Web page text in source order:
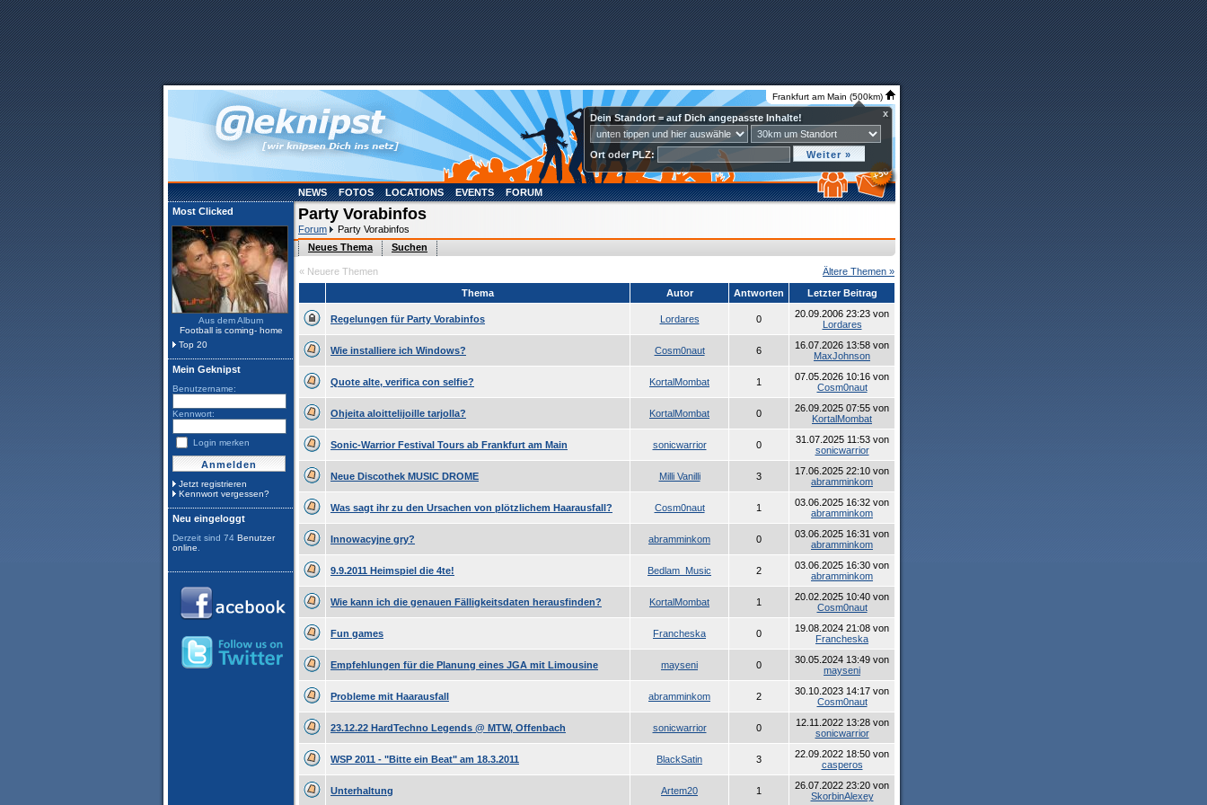
Frankfurt am Main (500km)
Dein Standort = auf Dich angepasste Inhalte! x
Ort oder PLZ:
NEWS FOTOS LOCATIONS EVENTS
FORUM
Most Clicked
Aus dem Album
Football is coming- home
Top 20
Mein Geknipst
Benutzername:
Kennwort:
Login merken
Jetzt registrieren
Kennwort vergessen?
Neu eingeloggt
Derzeit sind 74 Benutzer
online
Party Vorabinfos
Forum
Party Vorabinfos
Neues Thema
Suchen
« Neuere Themen
Ältere Themen »
Thema
Autor Antworten Letzter Beitrag
Regelungen für Party Vorabinfos Lordares 0
20.09.2006 23:23 von
Lordares
Wie installiere ich Windows? Cosm0naut 6
16.07.2026 13:58 von
MaxJohnson
Quote alte, verifica con selfie? KortalMombat 1
07.05.2026 10:16 von
Cosm0naut
Ohjeita aloittelijoille tarjolla? KortalMombat 0
26.09.2025 07:55 von
KortalMombat
Sonic-Warrior Festival Tours ab Frankfurt am Main sonicwarrior 0
31.07.2025 11:53 von
sonicwarrior
Neue Discothek MUSIC DROME Milli Vanilli 3
17.06.2025 22:10 von
abramminkom
Was sagt ihr zu den Ursachen von plötzlichem Haarausfall? Cosm0naut 1
03.06.2025 16:32 von
abramminkom
Innowacyjne gry? abramminkom 0
03.06.2025 16:31 von
abramminkom
9.9.2011 Heimspiel die 4te! Bedlam_Music 2
03.06.2025 16:30 von
abramminkom
Wie kann ich die genauen Fälligkeitsdaten herausfinden? KortalMombat 1
20.02.2025 10:40 von
Cosm0naut
Fun games Francheska 0
19.08.2024 21:08 von
Francheska
Empfehlungen für die Planung eines JGA mit Limousine mayseni 0
30.05.2024 13:49 von
mayseni
Probleme mit Haarausfall abramminkom 2
30.10.2023 14:17 von
Cosm0naut
23.12.22 HardTechno Legends @ MTW, Offenbach sonicwarrior 0
12.11.2022 13:28 von
sonicwarrior
WSP 2011 - "Bitte ein Beat" am 18.3.2011 BlackSatin 3
22.09.2022 18:50 von
casperos
Unterhaltung Artem20 1
26.07.2022 23:20 von
SkorbinAlexey